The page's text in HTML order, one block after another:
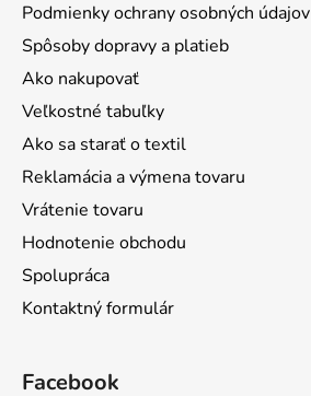
Podmienky ochrany osobných údajov
Spôsoby dopravy a platieb
Ako nakupovať
Veľkostné tabuľky
Ako sa starať o textil
Reklamácia a výmena tovaru
Vrátenie tovaru
Hodnotenie obchodu
Spolupráca
Kontaktný formulár
Facebook